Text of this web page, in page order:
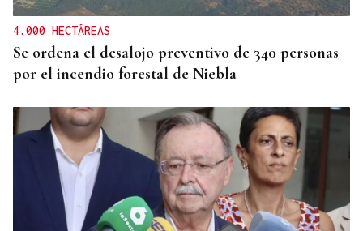
4.000 HECTÁREAS
Se ordena el desalojo preventivo de 340 personas
por el incendio forestal de Niebla